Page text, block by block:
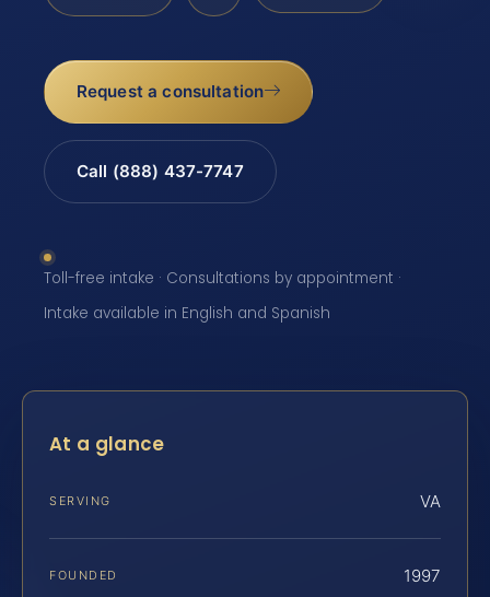
Request a consultation
Call (888) 437-7747
Toll-free intake · Consultations by appointment ·
Intake available in English and Spanish
At a glance
SERVING VA
FOUNDED 1997